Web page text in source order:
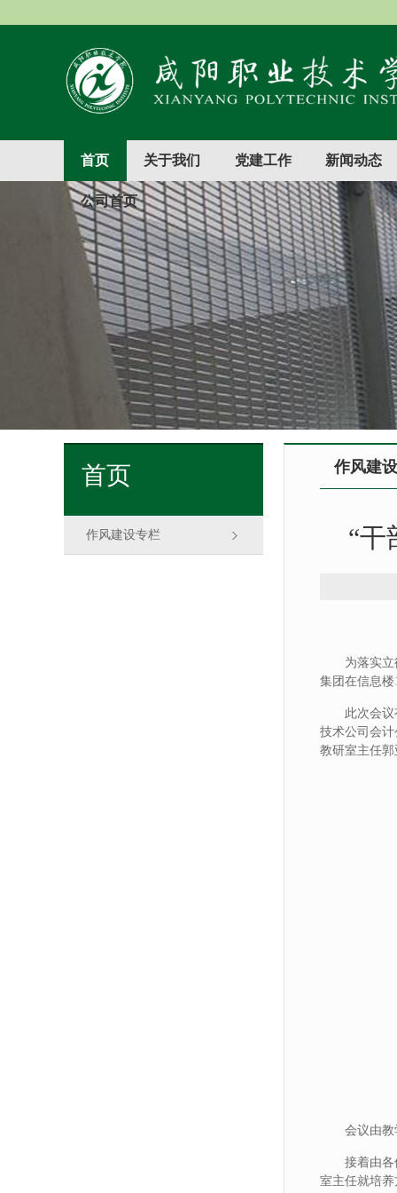
首页 关于我们 党建工作 新闻动态
公司首页
首页
作风建设专栏
作风建
“干
为落实
集团在信息楼
此次会
技术公司会
教研室主任
会议由教
接着由
室主任就培